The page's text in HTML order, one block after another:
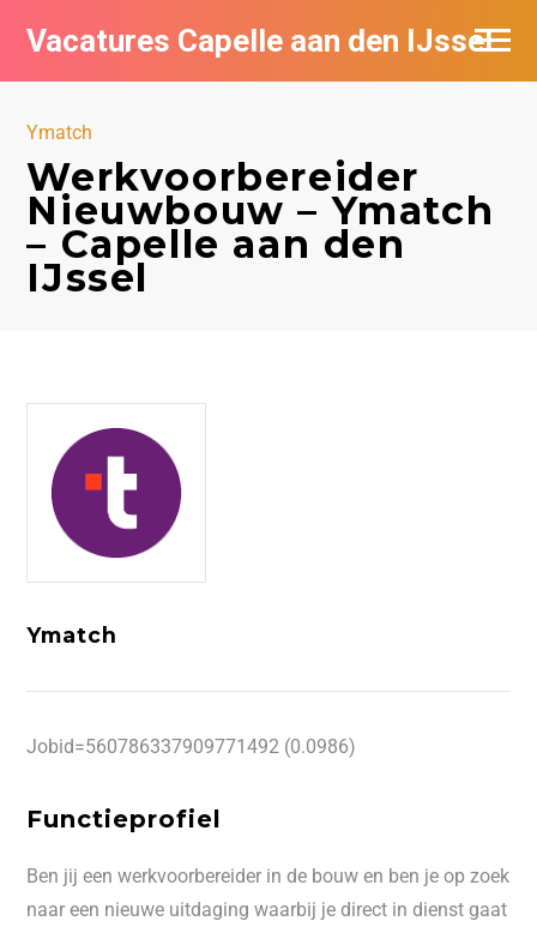
Vacatures Capelle aan den IJssel
Ymatch
Werkvoorbereider
Nieuwbouw – Ymatch
– Capelle aan den
IJssel
Ymatch
Jobid=560786337909771492 (0.0986)
Functieprofiel
Ben jij een werkvoorbereider in de bouw en ben je op zoek
naar een nieuwe uitdaging waarbij je direct in dienst gaat